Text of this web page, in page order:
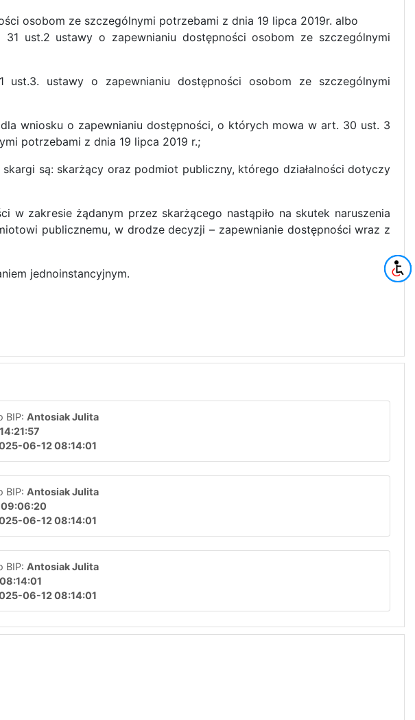
osobom ze szczególnymi potrzebami z dnia 19 lipca 2019r. albo
ust.2 ustawy o zapewnianiu dostępności osobom ze szczególnymi
ustawy o zapewnianiu dostępności osobom ze szczególnymi
wniosku o zapewnianiu dostępności, o których mowa w art. 30 ust. 3
potrzebami z dnia 19 lipca 2019 r.;
są: skarżący oraz podmiot publiczny, którego działalności dotyczy
w zakresie żądanym przez skarżącego nastąpiło na skutek naruszenia
publicznemu, w drodze decyzji – zapewnianie dostępności wraz z
jednoinstancyjnym.
BIP: Antosiak Julita
06-12 08:14:01
BIP: Antosiak Julita
06-12 08:14:01
BIP: Antosiak Julita
06-12 08:14:01